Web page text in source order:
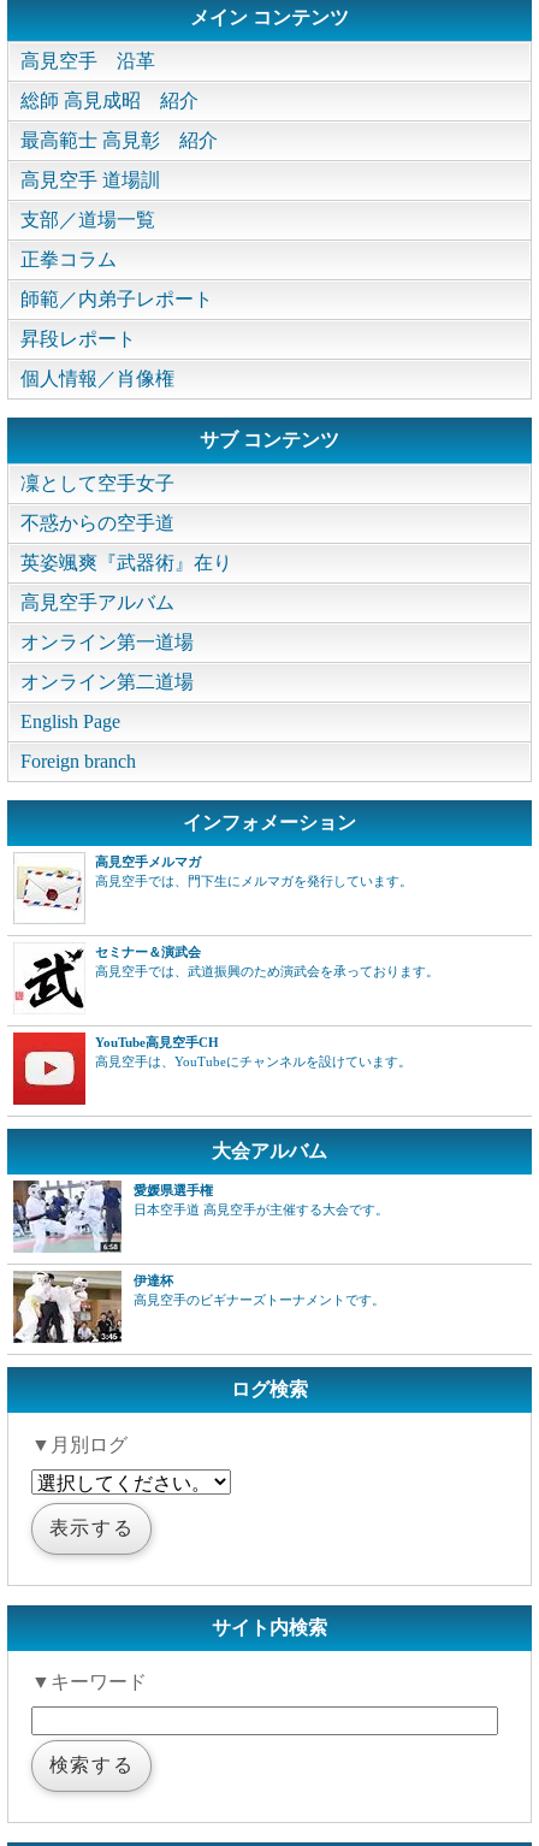
メイン コンテンツ
高見空手 沿革
総師 高見成昭 紹介
最高範士 高見彰 紹介
高見空手 道場訓
支部／道場一覧
正拳コラム
師範／内弟子レポート
昇段レポート
個人情報／肖像権
サブ コンテンツ
凜として空手女子
不惑からの空手道
英姿颯爽『武器術』在り
高見空手アルバム
オンライン第一道場
オンライン第二道場
English Page
Foreign branch
インフォメーション
高見空手メルマガ
高見空手では、門下生にメルマガを発行しています。
セミナー＆演武会
高見空手では、武道振興のため演武会を承っております。
YouTube高見空手CH
高見空手は、YouTubeにチャンネルを設けています。
大会アルバム
愛媛県選手権
日本空手道 高見空手が主催する大会です。
伊達杯
高見空手のビギナーズトーナメントです。
ログ検索
▼月別ログ
サイト内検索
▼キーワード